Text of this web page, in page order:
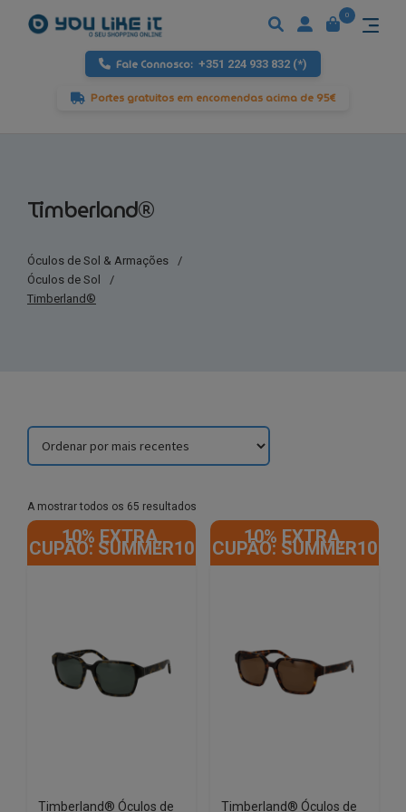
Fale Connosco: +351 224 933 832 (*)
Portes gratuitos em encomendas acima de 95€
0
Timberland®
Óculos de Sol & Armações
/
Óculos de Sol
/
Timberland®
A mostrar todos os 65 resultados
latest
10% EXTRA,
CUPÃO: SUMMER10
Timberland® Óculos de
10% EXTRA,
CUPÃO: SUMMER10
Timberland® Óculos de